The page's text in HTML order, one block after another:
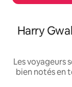
Harry
Les voyageurs
bien notés en